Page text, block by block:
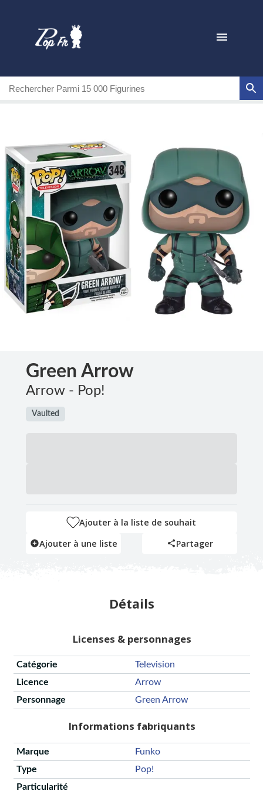
Green Arrow
Arrow - Pop!
Vaulted
Ajouter à la liste de souhait
Ajouter à une liste
Partager
Détails
Licenses & personnages
Catégorie
Television
Licence
Arrow
Personnage
Green Arrow
Informations fabriquants
Marque
Funko
Type
Pop!
Particularité